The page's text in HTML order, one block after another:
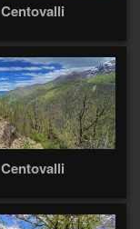
Centovalli
Centovalli